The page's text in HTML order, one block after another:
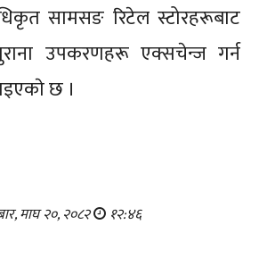
सामसङ रिटेल स्टोरहरूबाट
उपकरणहरू एक्सचेन्ज गर्न
छ ।
माघ २०, २०८२ १२:४६